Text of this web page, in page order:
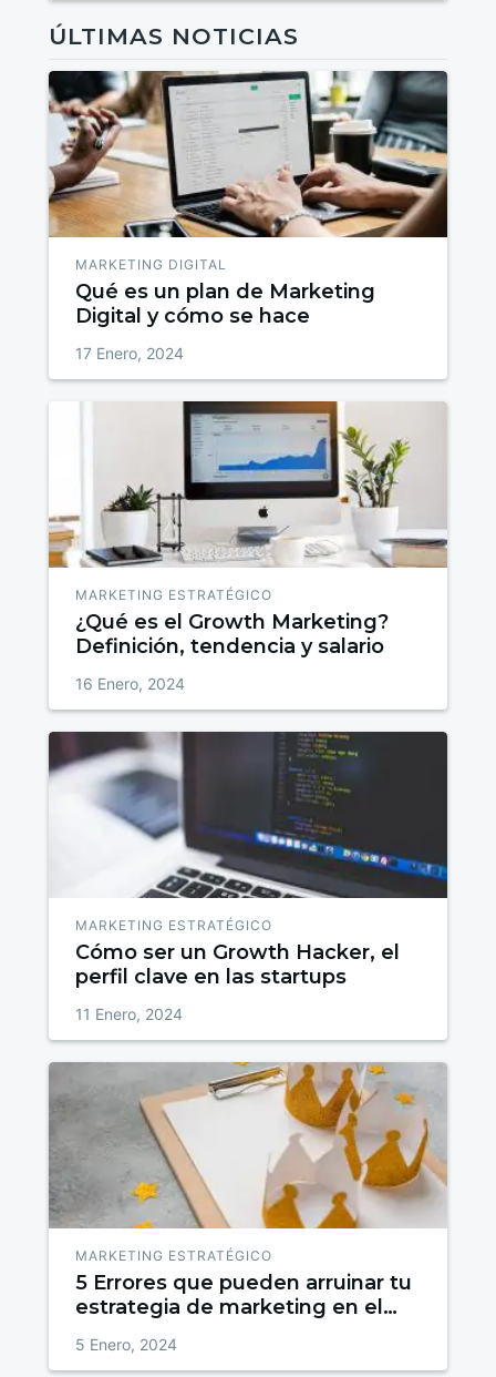
ÚLTIMAS NOTICIAS
MARKETING DIGITAL
Qué es un plan de Marketing
Digital y cómo se hace
17 Enero, 2024
MARKETING ESTRATÉGICO
¿Qué es el Growth Marketing?
Definición, tendencia y salario
16 Enero, 2024
MARKETING ESTRATÉGICO
Cómo ser un Growth Hacker, el
perfil clave en las startups
11 Enero, 2024
MARKETING ESTRATÉGICO
5 Errores que pueden arruinar tu
estrategia de marketing en el
5 Enero, 2024